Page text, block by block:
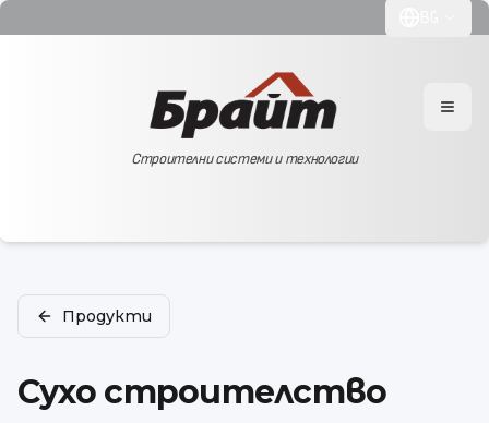
Toggle
Строителни системи и технологии
Продукти
Сухо строителство